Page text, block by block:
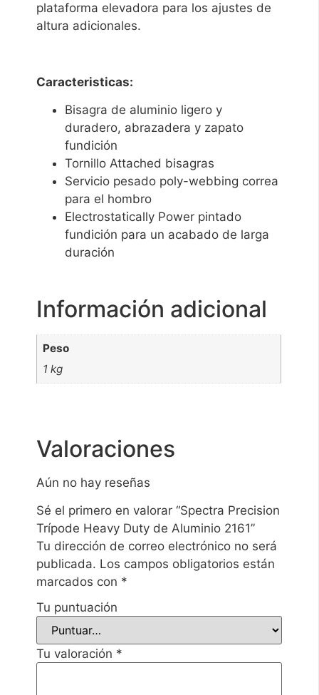
plataforma elevadora para los ajustes de
altura adicionales.
Caracteristicas:
Bisagra de aluminio ligero y
duradero, abrazadera y zapato
fundición
Tornillo Attached bisagras
Servicio pesado poly-webbing correa
para el hombro
Electrostatically Power pintado
fundición para un acabado de larga
duración
Información adicional
Peso
1 kg
Valoraciones
Aún no hay reseñas
Sé el primero en valorar “Spectra Precision
Trípode Heavy Duty de Aluminio 2161”
Tu dirección de correo electrónico no será
publicada. Los campos obligatorios están
marcados con *
Tu puntuación
Tu valoración *